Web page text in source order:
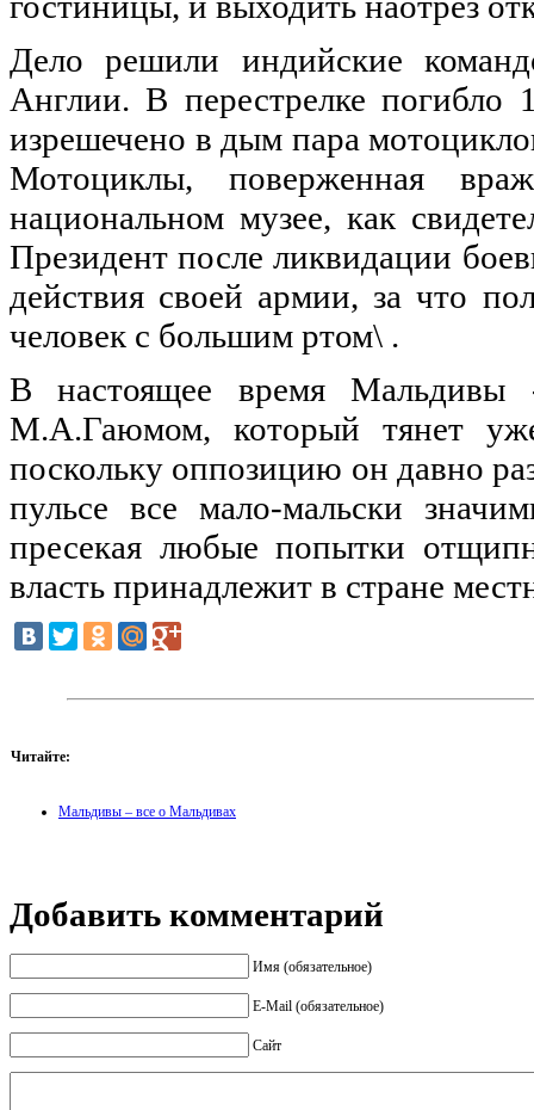
Дело решили индийские
Англии. В перестрелке погибло
изрешечено в дым пара
Мотоциклы, поверженная
национальном музее, как
Президент после ликвидации
действия своей армии, за что
человек с большим ртом\ .
В настоящее время Мальдивы -
М.А.Гаюмом, который тянет
поскольку оппозицию он давно
пульсе все мало-мальски
пресекая любые попытки
власть принадлежит в стране
Читайте:
Мальдивы – все о Мальдивах
Добавить комментарий
Имя (обязательное)
E-Mail (обязательное)
Сайт